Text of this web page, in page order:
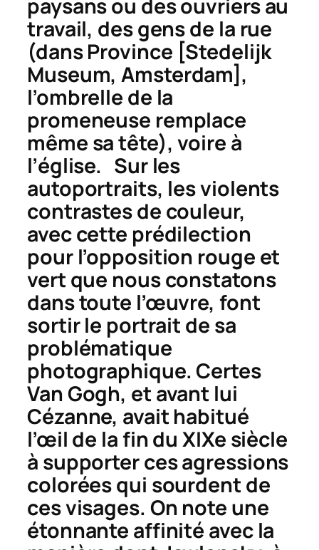
paysans ou des ouvriers au
travail, des gens de la rue
(dansProvince [Stedelijk
Museum, Amsterdam],
l’ombrelle de la
promeneuse remplace
même sa tête), voire à
l’église. Sur les
autoportraits, les violents
contrastes de couleur,
avec cette prédilection
pour l’opposition rouge et
vert que nous constatons
dans toute l’œuvre, font
sortir le portrait de sa
problématique
photographique. Certes
Van Gogh, et avant lui
Cézanne, avait habitué
l’œil de la fin du XIXe siècle
à supporter ces agressions
colorées qui sourdent de
ces visages. On note une
étonnante affinité avec la